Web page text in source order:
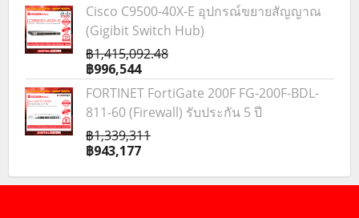
Cisco C9500-40X-E อุปกรณ์ขยายสัญญาณ
(Gigibit Switch Hub)
฿1,415,092.48
฿996,544
FORTINET FortiGate 200F FG-200F-BDL-
811-60 (Firewall) รับประกัน 5 ปี
฿1,339,311
฿943,177